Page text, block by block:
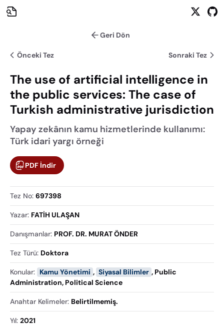
Geri Dön
Önceki Tez Sonraki Tez
The use of artificial intelligence in
the public services: The case of
Turkish administrative jurisdiction
Yapay zekânın kamu hizmetlerinde kullanımı:
Türk idari yargı örneği
PDF İndir
Tez No: 697398
Yazar: FATİH ULAŞAN
Danışmanlar: PROF. DR. MURAT ÖNDER
Tez Türü: Doktora
Konular: Kamu Yönetimi , Siyasal Bilimler , Public
Administration, Political Science
Anahtar Kelimeler: Belirtilmemiş.
Yıl: 2021